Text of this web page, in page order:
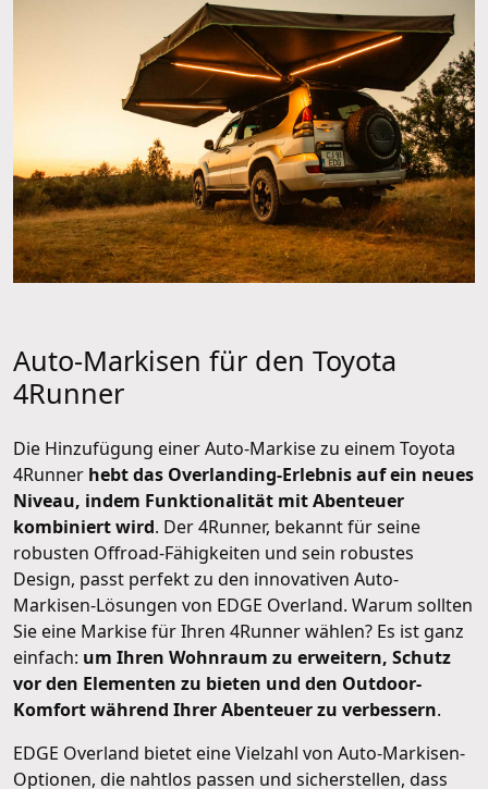
Auto-Markisen für den Toyota
4Runner
Die Hinzufügung einer Auto-Markise zu einem Toyota
4Runner hebt das Overlanding-Erlebnis auf ein neues
Niveau, indem Funktionalität mit Abenteuer
kombiniert wird. Der 4Runner, bekannt für seine
robusten Offroad-Fähigkeiten und sein robustes
Design, passt perfekt zu den innovativen Auto-
Markisen-Lösungen von EDGE Overland. Warum sollten
Sie eine Markise für Ihren 4Runner wählen? Es ist ganz
einfach: um Ihren Wohnraum zu erweitern, Schutz
vor den Elementen zu bieten und den Outdoor-
Komfort während Ihrer Abenteuer zu verbessern.
EDGE Overland bietet eine Vielzahl von Auto-Markisen-
Optionen, die nahtlos passen und sicherstellen, dass